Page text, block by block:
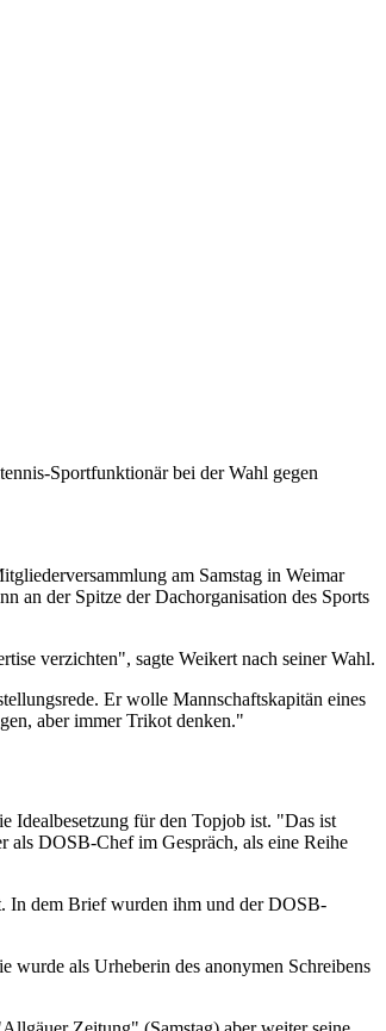
Sportfunktionär bei der Wahl gegen
am Samstag in Weimar
an der Spitze der Dachorganisation des Sports
verzichten", sagte Weikert nach seiner Wahl.
Er wolle Mannschaftskapitän eines
aber immer Trikot denken."
Idealbesetzung für den Topjob ist. "Das ist
als DOSB-Chef im Gespräch, als eine Reihe
In dem Brief wurden ihm und der DOSB-
als Urheberin des anonymen Schreibens